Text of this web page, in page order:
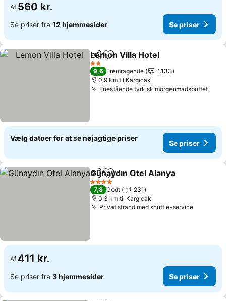
Af 560 kr.
Se priser fra 12 hjemmesider Se priser
Del Føj til favoritter
Lemon Villa Hotel
2 Stjerner
9,6 Fremragende
1.133
0.9 km til Kargicak
Enestående tyrkisk morgenmadsbuffetSe
Vælg datoer for at se nøjagtige priser
Se priser
Del Føj til favoritter
Günaydın Otel Alanya
4 Stjerner
7,8 Godt
231
0.3 km til Kargicak
Privat strand med shuttle-serviceSe
Af 411 kr.
Se priser fra 3 hjemmesider Se priser